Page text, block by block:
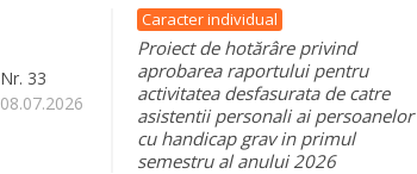
Nr. 33
08.07.2026
Caracter individual
Proiect de hotărâre privind
aprobarea raportului pentru
activitatea desfasurata de catre
asistentii personali ai persoanelor
cu handicap grav in primul
semestru al anului 2026